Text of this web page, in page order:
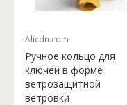
Alicdn.com
Ручное кольцо для
ключей в форме
ветрозащитной
ветровки